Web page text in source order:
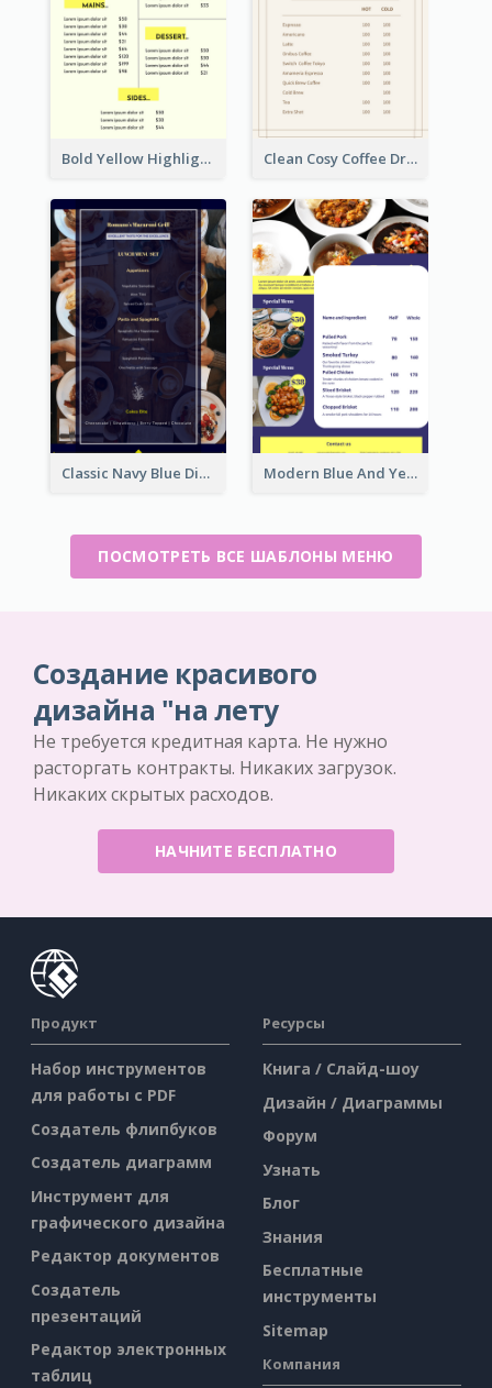
Bold Yellow Highlight Simple Food Menu Design Clean Cosy Coffee Drinks Menu Design
Classic Navy Blue Dinner Menu Design Inspirations Modern Blue And Yellow Cuisine Menu Design Template
ПОСМОТРЕТЬ ВСЕ ШАБЛОНЫ МЕНЮ
Создание красивого
дизайна "на лету
Не требуется кредитная карта. Не нужно
расторгать контракты. Никаких загрузок.
Никаких скрытых расходов.
НАЧНИТЕ БЕСПЛАТНО
Продукт
Набор инструментов
для работы с PDF
Создатель флипбуков
Создатель диаграмм
Инструмент для
графического дизайна
Редактор документов
Создатель
презентаций
Редактор электронных
таблиц
Ресурсы
Книга / Слайд-шоу
Дизайн / Диаграммы
Форум
Узнать
Блог
Знания
Бесплатные
инструменты
Sitemap
Компания